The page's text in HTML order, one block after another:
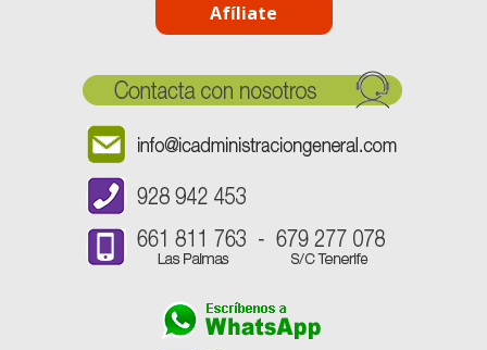
Afíliate